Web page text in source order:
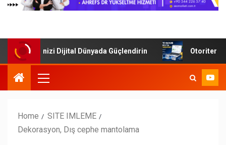
İşletmenizi Dijital Dünyada Güçlendirin Otoriter
Home
SITE IMLEME
Dekorasyon, Dış cephe mantolama